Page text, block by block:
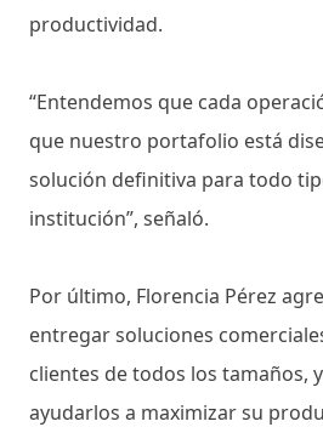
productividad.
“Entendemos que cada
que nuestro portafolio está
solución definitiva para todo
institución”, señaló.
Por último, Florencia Pérez
entregar soluciones
clientes de todos los tamaños,
ayudarlos a maximizar su